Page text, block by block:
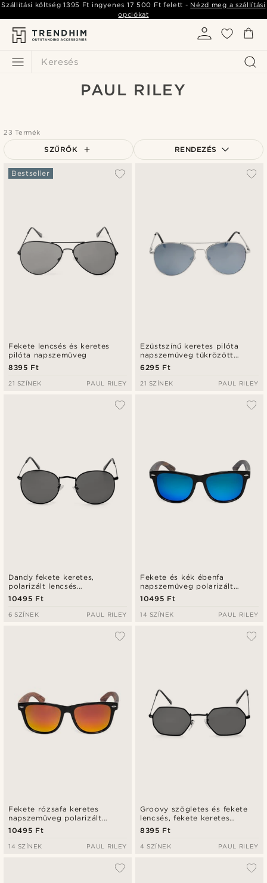
Keresés
Szállítási költség1395 Ft ingyenes 17 500 Ft felett - Nézd meg a szállítási
opciókat
PAUL RILEY
23 Termék
SZŰRŐK RENDEZÉS
Fekete lencsés és keretes
pilóta napszemüveg
Bestseller
8395 Ft
21 SZÍNEK PAUL RILEY
Ezüstszínű keretes pilóta
napszemüveg tükrözött
lencsékkel
6295 Ft
21 SZÍNEK PAUL RILEY
Dandy fekete keretes,
polarizált lencsés
napszemüveg
10495 Ft
6 SZÍNEK PAUL RILEY
Fekete és kék ébenfa
napszemüveg polarizált
lencsékkel
10495 Ft
14 SZÍNEK PAUL RILEY
Fekete rózsafa keretes
napszemüveg polarizált
lencsékkel
10495 Ft
14 SZÍNEK PAUL RILEY
Groovy szögletes és fekete
lencsés, fekete keretes
napszemüveg
8395 Ft
4 SZÍNEK PAUL RILEY